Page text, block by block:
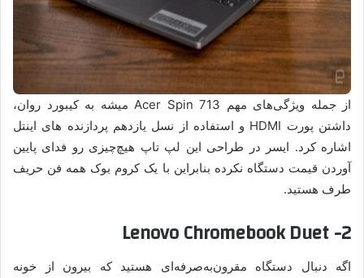
از جمله ویژگی‌های مهم Acer Spin 713 میشه به کیبورد روان،
داشتن پورت HDMI و استفاده از نسل یازدهم پردازنده های اینتل
اشاره کرد. ایسر در طراحی این لپ تاپ هیچ‌چیزی رو فدای پایین
آوردن قیمت دستگاه نکرده بنابراین با یک کروم بوک همه فن حریف
طرف هستید.
2- Lenovo Chromebook Duet
اگه دنبال دستگاه مقرون‌به‌صرفه‌ای هستید که بیرون از خونه